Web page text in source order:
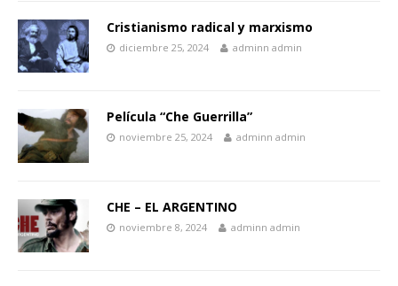
Cristianismo radical y marxismo
diciembre 25, 2024 adminn admin
Película “Che Guerrilla”
noviembre 25, 2024 adminn admin
CHE – EL ARGENTINO
noviembre 8, 2024 adminn admin